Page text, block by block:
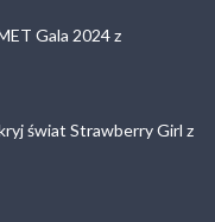
Gala 2024 z
świat Strawberry Girl z